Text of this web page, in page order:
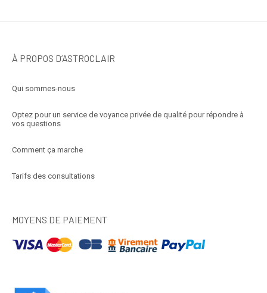
À PROPOS D’ASTROCLAIR
Qui sommes-nous
Optez pour un service de voyance privée de qualité pour répondre à
vos questions
Comment ça marche
Tarifs des consultations
MOYENS DE PAIEMENT